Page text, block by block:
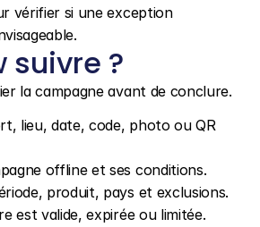
vérifier si une exception
suivre ?
la campagne avant de conclure.
lieu, date, code, photo ou QR
offline et ses conditions.
produit, pays et exclusions.
est valide, expirée ou limitée.